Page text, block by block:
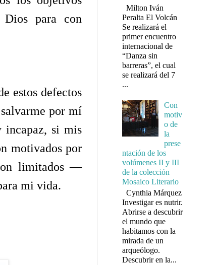
para con
estos defectos
por mí
incapaz, si mis
motivados por
limitados —
mi vida.
Milton Iván
Peralta El Volcán
Se realizará el
primer encuentro
internacional de
“Danza sin
barreras”, el cual
se realizará del 7
...
Con
motiv
o de
la
prese
ntación de los
volúmenes II y III
de la colección
Mosaico Literario
Cynthia Márquez
Investigar es nutrir.
Abrirse a descubrir
el mundo que
habitamos con la
mirada de un
arqueólogo.
Descubrir en la...